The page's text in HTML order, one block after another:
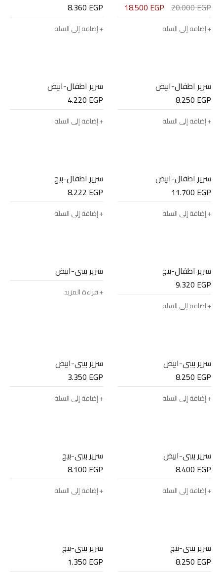
20.000EGP
18.500 EGP
إضافة إلى السلة
8.360 EGP
إضافة إلى السلة
سرير اطفال-ابيض
8.250 EGP
إضافة إلى السلة
سرير اطفال-ابيض
4.220 EGP
إضافة إلى السلة
سرير اطفال-ابيض
11.700 EGP
إضافة إلى السلة
سرير اطفال-بيج
8.222 EGP
إضافة إلى السلة
سرير اطفال-بيج
9.320 EGP
إضافة إلى السلة
سرير بيبي-ابيض
قراءة المزيد
سرير بيبي-ابيض
8.250 EGP
إضافة إلى السلة
سرير بيبي-ابيض
3.350 EGP
إضافة إلى السلة
سرير بيبي-ابيض
8.400 EGP
إضافة إلى السلة
سرير بيبي-بيج
8.100 EGP
إضافة إلى السلة
سرير بيبي-بيج
8.250 EGP
سرير بيبي-بيج
1.350 EGP